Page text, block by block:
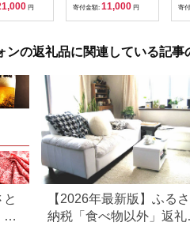
モバ
円 寄付金額: 11,000 円 寄
ンの返礼品に関連している記事
と
高
【2026年最新版】ふる
納税「食べ物以外」返礼